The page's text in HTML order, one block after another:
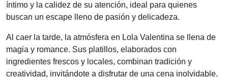
íntimo y la calidez de su atención, ideal para quienes
buscan un escape lleno de pasión y delicadeza.
Al caer la tarde, la atmósfera en Lola Valentina se llena de
magia y romance. Sus platillos, elaborados con
ingredientes frescos y locales, combinan tradición y
creatividad, invitándote a disfrutar de una cena inolvidable.